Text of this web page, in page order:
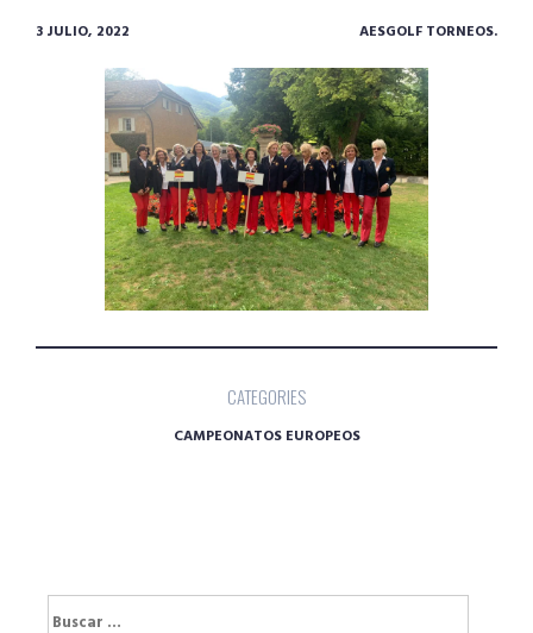
3 JULIO, 2022 AESGOLF TORNEOS.
CATEGORIES
CAMPEONATOS EUROPEOS
Buscar: